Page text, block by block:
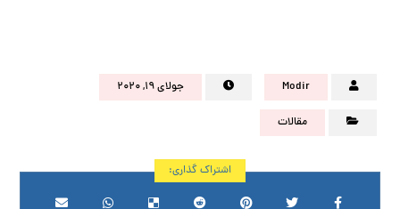
Modir جولای ۱۹, ۲۰۲۰
مقالات